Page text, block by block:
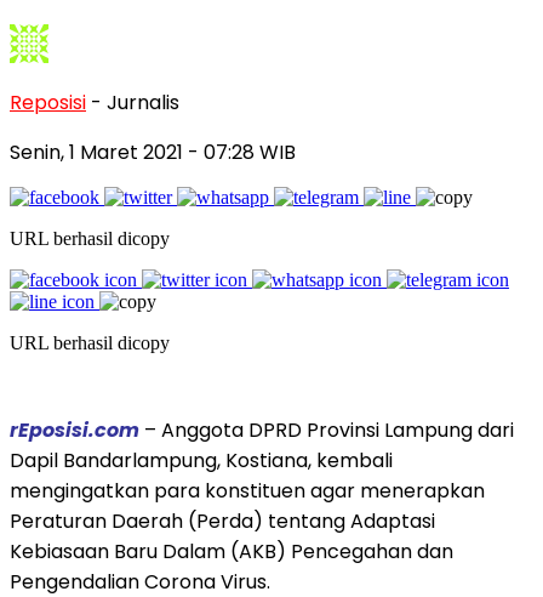
Reposisi - Jurnalis
Senin, 1 Maret 2021 - 07:28 WIB
URL berhasil dicopy
URL berhasil dicopy
rEposisi.com – Anggota DPRD Provinsi Lampung dari
Dapil Bandarlampung, Kostiana, kembali
mengingatkan para konstituen agar menerapkan
Peraturan Daerah (Perda) tentang Adaptasi
Kebiasaan Baru Dalam (AKB) Pencegahan dan
Pengendalian Corona Virus.